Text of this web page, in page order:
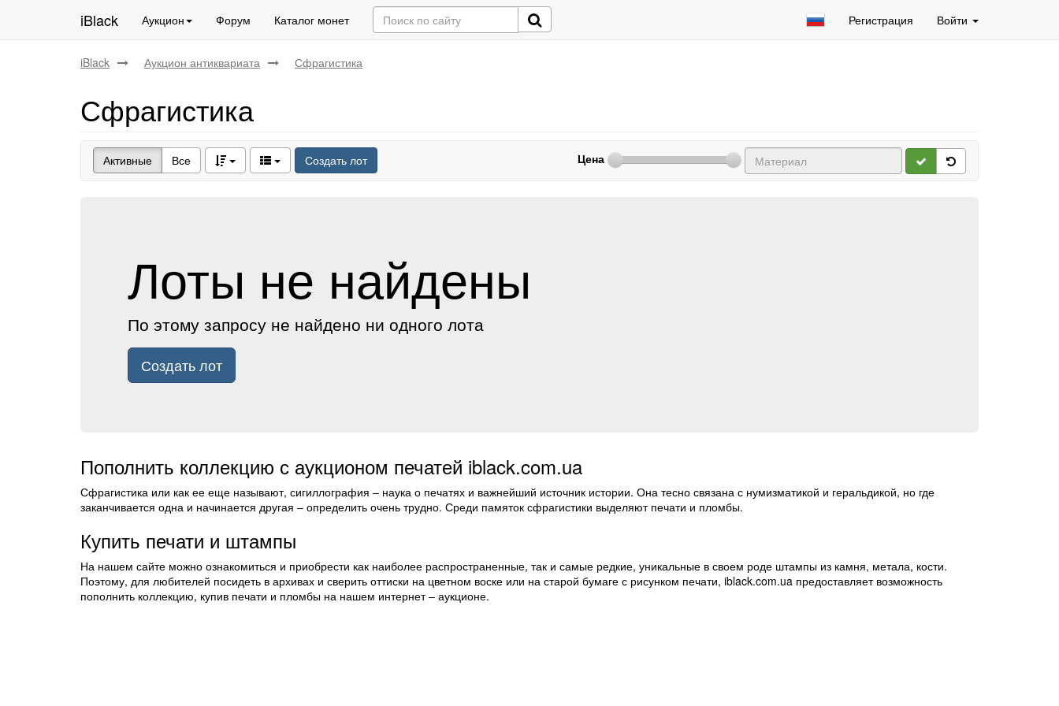
iBlack Аукцион Форум Каталог монет Регистрация Войти
iBlack Аукцион антиквариата Сфрагистика
Сфрагистика
Активные Все Создать лот Цена
Лоты не найдены
По этому запросу не найдено ни одного лота
Создать лот
Пополнить коллекцию с аукционом печатей iblack.com.ua
Сфрагистика или как ее еще называют, сигиллография – наука о печатях и важнейший источник истории. Она тесно связана с нумизматикой и геральдикой, но где
заканчивается одна и начинается другая – определить очень трудно. Среди памяток сфрагистики выделяют печати и пломбы.
Купить печати и штампы
На нашем сайте можно ознакомиться и приобрести как наиболее распространенные, так и самые редкие, уникальные в своем роде штампы из камня, метала, кости.
Поэтому, для любителей посидеть в архивах и сверить оттиски на цветном воске или на старой бумаге с рисунком печати, iblack.com.ua предоставляет возможность
пополнить коллекцию, купив печати и пломбы на нашем интернет – аукционе.